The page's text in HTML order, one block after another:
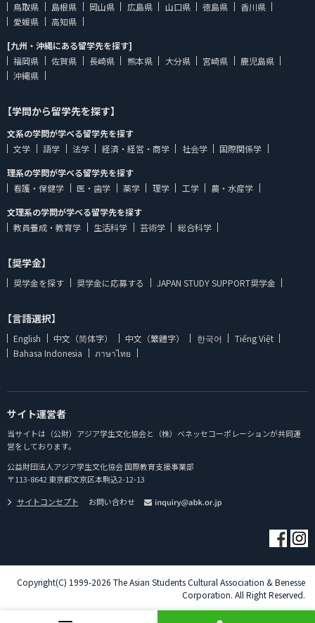
鳥取県
島根県 岡山県 広島県 山口県 徳島県
香川県
愛媛県
高知県
[九州・沖縄にある留学先を探す]
福岡県
佐賀県 長崎県 熊本県 大分県 宮崎県
鹿児島県
沖縄県
【学問から留学先を探す】
文系の学問が学べる留学先を探す
文学
語学 法学 経済・経営・商学 社会学
国際関係学
理系の学問が学べる留学先を探す
看護・保健学
医・歯学 薬学 理学 工学
農・水産学
文理系の学問が学べる留学先を探す
教員養成・教育学
生活科学 芸術学 総合科学
【奨学金】
奨学金を探す 奨学金に応募する JAPAN STUDY SUPPORT奨学金
【言語選択】
English 中文（简体字） 中文（繁體字） 한국어
Tiếng Việt
Bahasa Indonesia
ภาษาไทย
サイト運営者
当サイトは（公財）アジア学生文化協会と（株）ベネッセコーポレーションが共同運
営をしております。
公益財団法人アジア学生文化協会 国際教育支援事業部
〒113-8642 東京都文京区本駒込2-12-13
サイトコンセプト
お問い合わせ
Copyright(C) 1999-2026 The Asian Students Cultural Association & Benesse
Corporation. All Right Reserved.